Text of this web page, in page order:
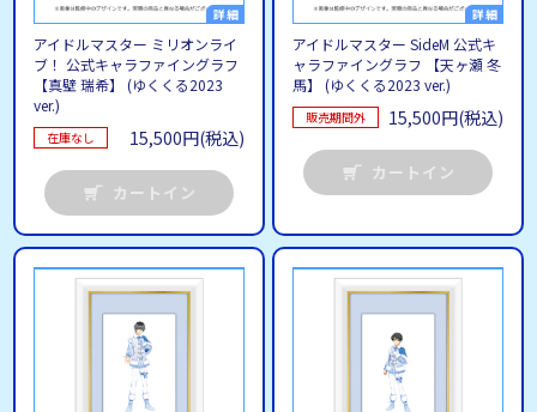
アイドルマスター ミリオンライ
ブ！ 公式キャラファイングラフ
【真壁 瑞希】 (ゆくくる2023
ver.)
在庫なし 15,500円(税込)
カートイン
アイドルマスター SideM 公式キ
ャラファイングラフ 【天ヶ瀬 冬
馬】 (ゆくくる2023 ver.)
販売期間外 15,500円(税込)
カートイン